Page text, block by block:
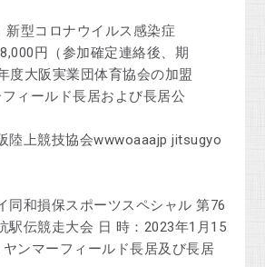
新型コロナウイルス感染症
円（参加確定連絡後、期
度大阪実業団体育協会の加盟
ィールド長居および長居公
陸上競技協会wwwoaaajp jitsugyo
同和損保スポーツスペシャル 第76
駅伝競走大会 日 時：2023年1月15
ンマーフィールド長居及び長居